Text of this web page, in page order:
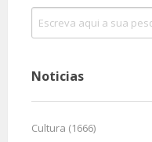
Noticias
Cultura (1666)